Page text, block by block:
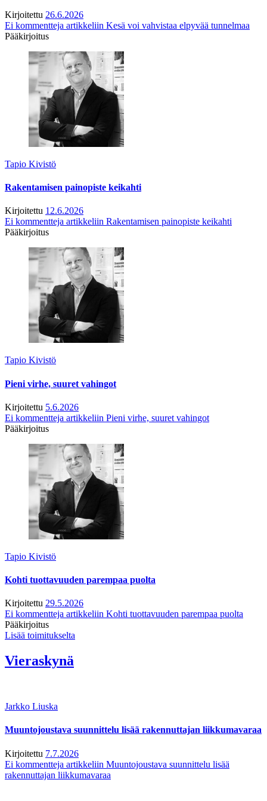
Kirjoitettu 26.6.2026
Ei kommentteja artikkeliin Kesä voi vahvistaa elpyvää tunnelmaa
Pääkirjoitus
Tapio Kivistö
Rakentamisen painopiste keikahti
Kirjoitettu 12.6.2026
Ei kommentteja artikkeliin Rakentamisen painopiste keikahti
Pääkirjoitus
Tapio Kivistö
Pieni virhe, suuret vahingot
Kirjoitettu 5.6.2026
Ei kommentteja artikkeliin Pieni virhe, suuret vahingot
Pääkirjoitus
Tapio Kivistö
Kohti tuottavuuden parempaa puolta
Kirjoitettu 29.5.2026
Ei kommentteja artikkeliin Kohti tuottavuuden parempaa puolta
Pääkirjoitus
Lisää toimitukselta
Vieraskynä
Jarkko Liuska
Muuntojoustava suunnittelu lisää rakennuttajan liikkumavaraa
Kirjoitettu 7.7.2026
Ei kommentteja artikkeliin Muuntojoustava suunnittelu lisää
rakennuttajan liikkumavaraa